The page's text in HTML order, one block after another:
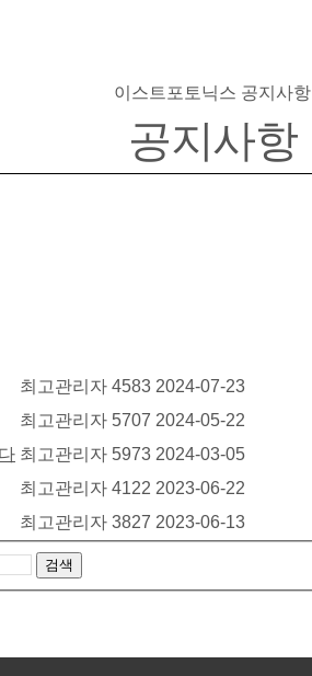
이스트포토닉스 공지사항
공지사항
최고관리자 4583 2024-07-23
최고관리자 5707 2024-05-22
최고관리자 5973 2024-03-05
최고관리자 4122 2023-06-22
최고관리자 3827 2023-06-13
검색